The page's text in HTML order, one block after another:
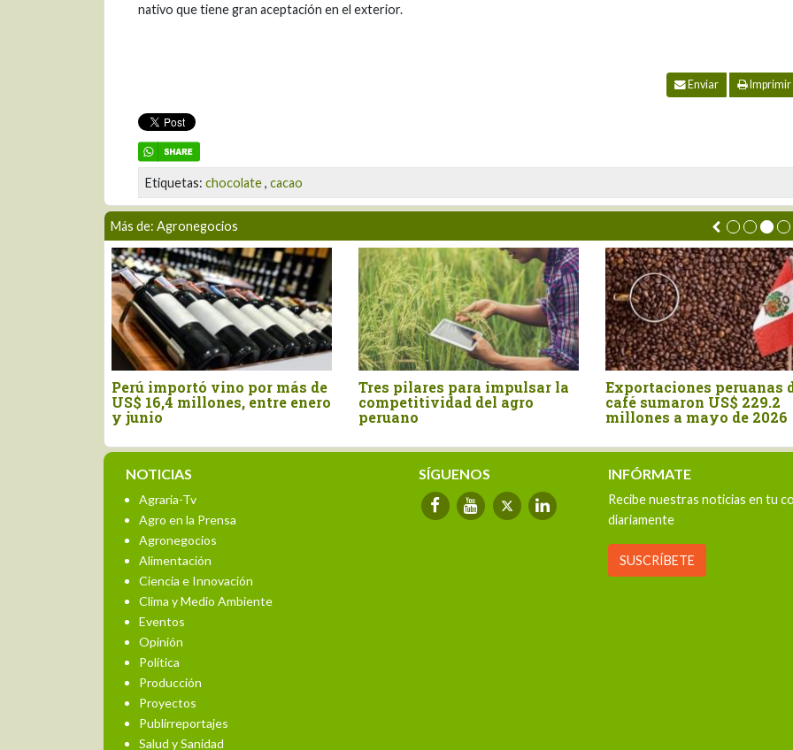
nativo que tiene gran aceptación en el exterior.
Enviar Imprimir
Etiquetas: chocolate, cacao
Más de: Agronegocios
Perú importó vino por más de
US$ 16,4 millones, entre enero
Tres pilares para impulsar la
competitividad del agro
Exportaciones peruanas de
café sumaron US$ 229.2
millones a mayo de 2026
NOTICIAS
Agraria-Tv
Agro en la Prensa
Agronegocios
Alimentación
Ciencia e Innovación
Clima y Medio Ambiente
Eventos
Opinión
Política
Producción
Proyectos
Publirreportajes
Salud y Sanidad
SÍGUENOS INFÓRMATE
Recibe nuestras noticias en tu
diariamente
SUSCRÍBETE